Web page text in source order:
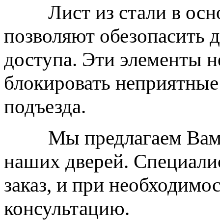
Лист из стали в
позволяют обезопасить
доступа. Эти элементы
блокировать
подъезда.
Мы предлагаем Вам
наших дверей.
заказ, и при
консультацию.